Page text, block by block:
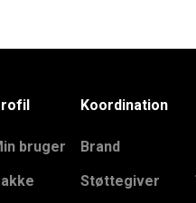
bruger
Koordination
Brand
Støttegiver